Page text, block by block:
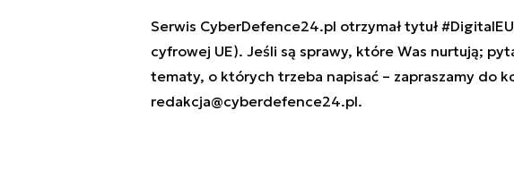
Serwis CyberDefence24.pl otrzymał tytuł
cyfrowej UE). Jeśli są sprawy, które Was nurtują;
tematy, o których trzeba napisać – zapraszamy do
redakcja@cyberdefence24.pl.